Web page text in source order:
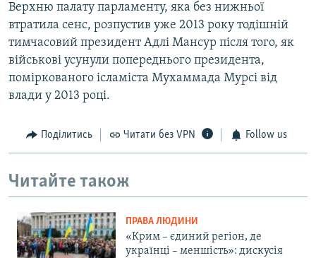
Верхню палату парламенту, яка без нижньої
втратила сенс, розпустив уже 2013 року тодішній
тимчасовий президент Адлі Мансур після того, як
військові усунули попереднього президента,
поміркованого ісламіста Мухаммада Мурсі від
влади у 2013 році.
Поділитись Читати без VPN Follow us
Читайте також
ПРАВА ЛЮДИНИ
«Крим – єдиний регіон, де
українці – меншість»: дискусія